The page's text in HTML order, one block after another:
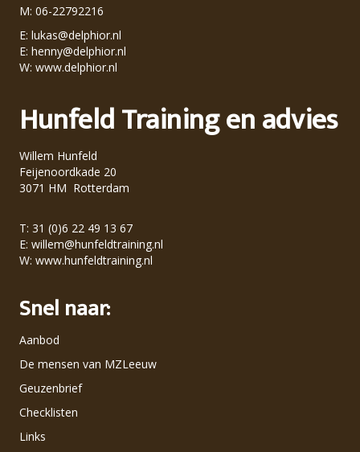
M: 06-22792216
E: lukas@delphior.nl
E: henny@delphior.nl
W: www.delphior.nl
Hunfeld Training en advies
Willem Hunfeld
Feijenoordkade 20
3071 HM Rotterdam
T: 31 (0)6 22 49 13 67
E: willem@hunfeldtraining.nl
W: www.hunfeldtraining.nl
Snel naar:
Aanbod
De mensen van MZLeeuw
Geuzenbrief
Checklisten
Links